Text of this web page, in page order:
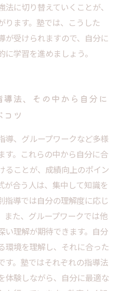
に切り替えていくことが、
ります。塾では、こうした
が受けられますので、自分に
学習を進めましょう。
法、その中から自分に
コツ
導、グループワークなど多様
す。これらの中から自分に合
ることが、成績向上のポイン
が合う人は、集中して知識を
指導では自分の理解度に応じ
また、グループワークでは他
い理解が期待できます。自分
環境を理解し、それに合った
す。塾ではそれぞれの指導法
体験しながら、自分に最適な